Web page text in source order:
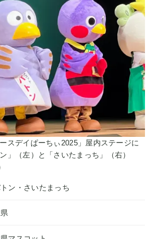
スデイぱーちぃ2025」屋内ステージに
」（左）と「さいたまっち」（右）
ン・さいたまっち